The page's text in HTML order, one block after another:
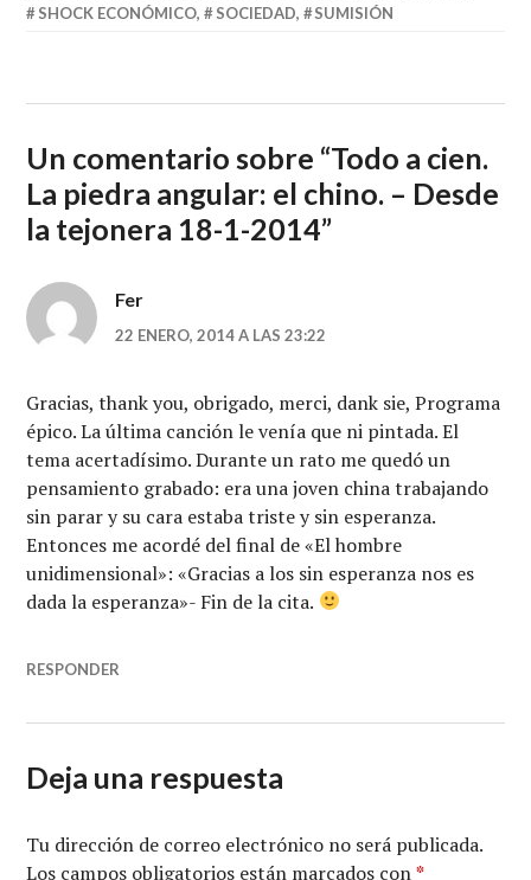
SHOCK ECONÓMICO, SOCIEDAD, SUMISIÓN
Un comentario sobre “Todo a cien.
La piedra angular: el chino. – Desde
la tejonera 18-1-2014”
Fer
22 ENERO, 2014 A LAS 23:22
Gracias, thank you, obrigado, merci, dank sie, Programa
épico. La última canción le venía que ni pintada. El
tema acertadísimo. Durante un rato me quedó un
pensamiento grabado: era una joven china trabajando
sin parar y su cara estaba triste y sin esperanza.
Entonces me acordé del final de «El hombre
unidimensional»: «Gracias a los sin esperanza nos es
dada la esperanza»- Fin de la cita.
RESPONDER
Deja una respuesta
Tu dirección de correo electrónico no será publicada.
Los campos obligatorios están marcados con*